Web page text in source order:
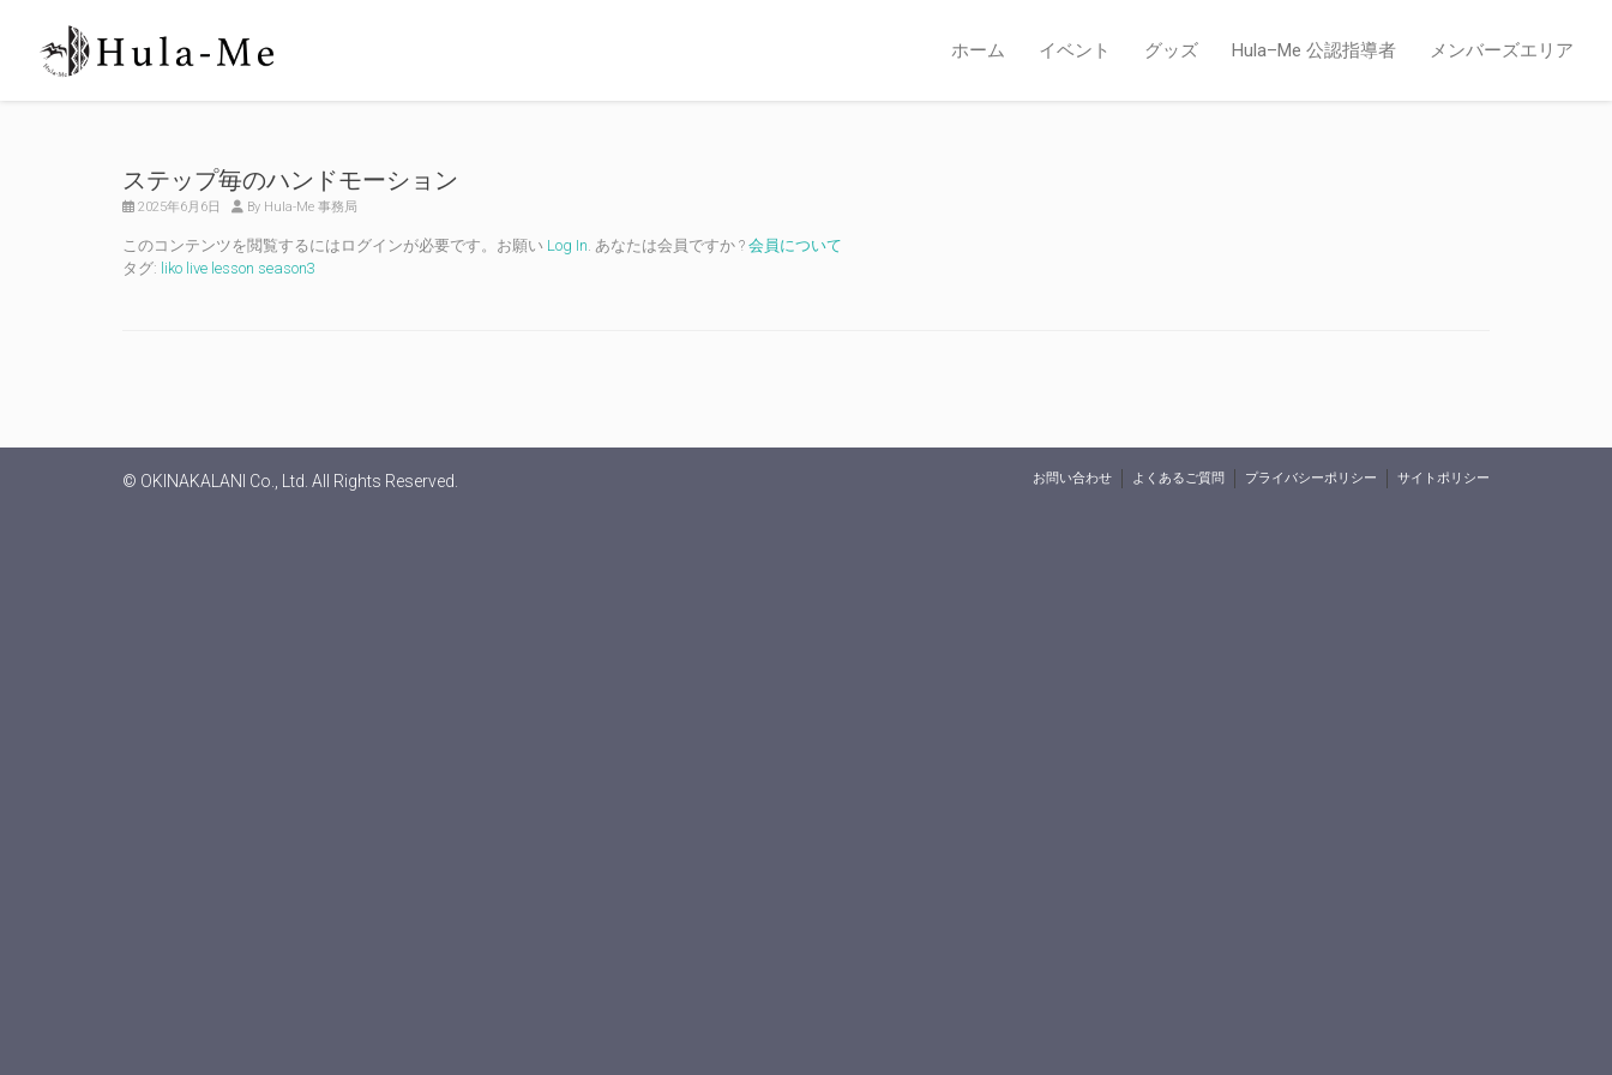
ホーム イベント グッズ Hula–Me 公認指導者 メンバーズエリア
ステップ毎のハンドモーション
2025年6月6日 By Hula-Me 事務局
このコンテンツを閲覧するにはログインが必要です。お願い Log In. あなたは会員ですか ? 会員について
タグ: liko live lesson season3
© OKINAKALANI Co., Ltd. All Rights Reserved. お問い合わせ よくあるご質問 プライバシーポリシー サイトポリシー